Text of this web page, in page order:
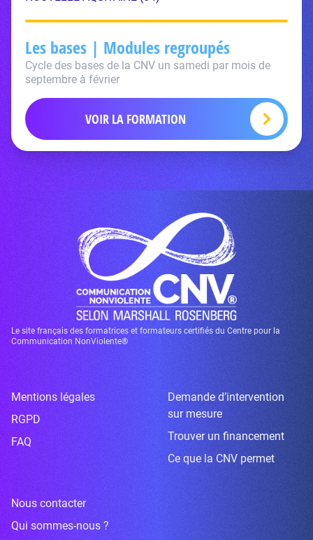
Les bases | Modules regroupés
Cycle des bases de la CNV un samedi par mois de
septembre à février
VOIR LA FORMATION
Le site français des formatrices et formateurs certifiés du Centre pour la
Communication NonViolente®
Mentions légales
RGPD
FAQ
Demande d’intervention
sur mesure
Trouver un financement
Ce que la CNV permet
Nous contacter
Qui sommes-nous ?